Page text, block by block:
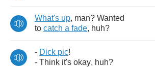
What's up, man? Wanted
to catch a fade, huh?
- Dick pic!
- Think it's okay, huh?